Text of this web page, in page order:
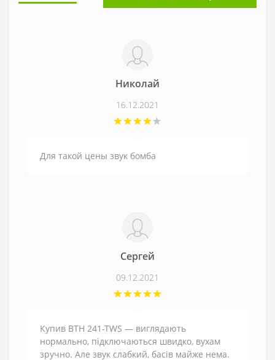
Николай
16.12.2021
Для такой цены звук бомба
Сергей
09.12.2021
Купив BTH 241-TWS — виглядають
нормально, підключаються швидко, вухам
зручно. Але звук слабкий, басів майже нема.